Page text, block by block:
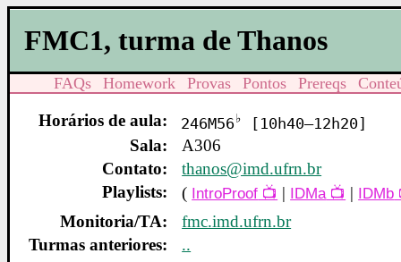
FMC1, turma de Thanos
FAQs Homework Provas Pontos Prereqs
Horários de aula: 246M56♭ [10h40–12h20]
Sala:
A306
Contato:
thanos@imd.ufrn.br
Playlists:
( IntroProof | IDMa | IDMb
Monitoria/TA:
fmc.imd.ufrn.br
Turmas anteriores:
..